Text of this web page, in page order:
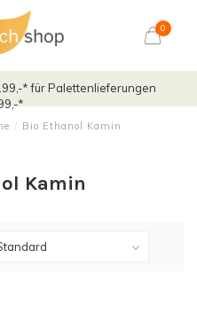
0
* für Palettenlieferungen
*
/ Bio Ethanol Kamin
Kamin